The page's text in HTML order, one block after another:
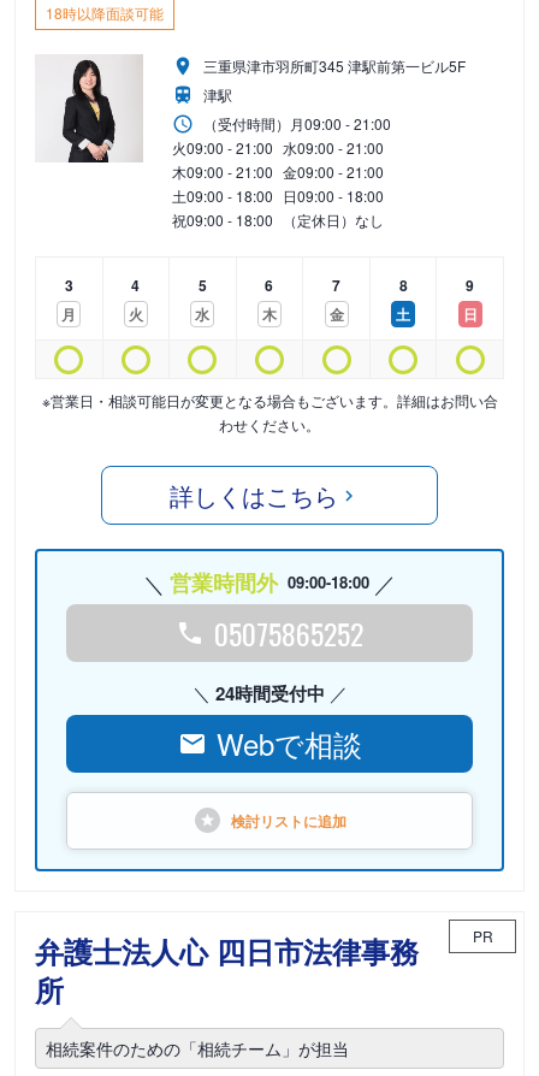
18時以降面談可能
三重県津市羽所町345 津駅前第一ビル5F
津駅
（受付時間） 月09:00 - 21:00
火09:00 - 21:00 水09:00 - 21:00
木09:00 - 21:00 金09:00 - 21:00
土09:00 - 18:00 日09:00 - 18:00
祝09:00 - 18:00 （定休日）なし
3
月
4
火
5
水
6
木
7
金
8
土
9
日
※営業日・相談可能日が変更となる場合もございます。詳細はお問い合
わせください。
詳しくはこちら
営業時間外 09:00-18:00
05075865252
24時間受付中
Webで相談
検討リストに追加
弁護士法人心 四日市法律事務
所
PR
相続案件のための「相続チーム」が担当